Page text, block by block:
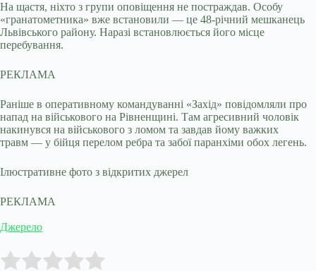
На щастя, ніхто з групи оповіщення не постраждав. Особу
«гранатометника» вже встановили — це 48-річний мешканець
Львівського району. Наразі встановлюється його місце
перебування.
РЕКЛАМА
Раніше в оперативному командуванні «Захід» повідомляли про
напад на військового на Рівненщині. Там агресивний чоловік
накинувся на військового з ломом та завдав йому важких
травм — у бійця перелом ребра та забої паранхіми обох легень.
Ілюстративне фото з відкритих джерел
РЕКЛАМА
Джерело
Rate this item: